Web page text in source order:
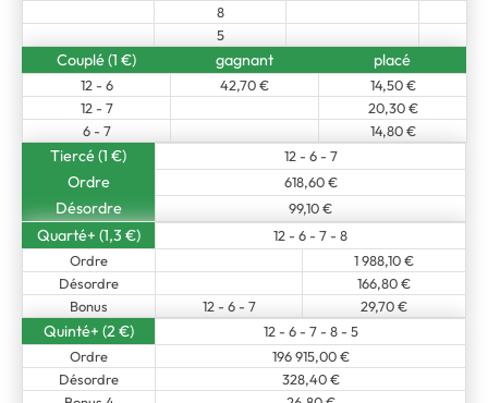
8
5
Couplé (1 €) gagnant placé
12 - 6 42,70 €
14,50 €
12 - 7
20,30 €
6 - 7
14,80 €
Tiercé (1 €) 12 - 6 - 7
Ordre 618,60 €
Désordre 99,10 €
Quarté+ (1,3 €)
12 - 6 - 7 - 8
Ordre
1 988,10 €
Désordre
166,80 €
Bonus
12 - 6 - 7 29,70 €
Quinté+ (2 €)
12 - 6 - 7 - 8 - 5
Ordre
196 915,00 €
Désordre
328,40 €